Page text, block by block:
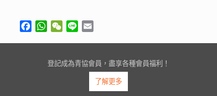
FacebookWhatsAppWeChat
Line
登記成為青協會員，盡享各種會員福利！
了解更多